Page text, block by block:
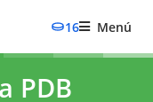
16 Menú
PDB